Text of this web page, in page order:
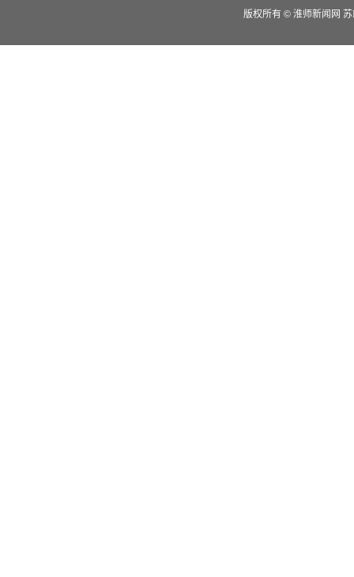
版权所有 © 淮师新闻网 苏